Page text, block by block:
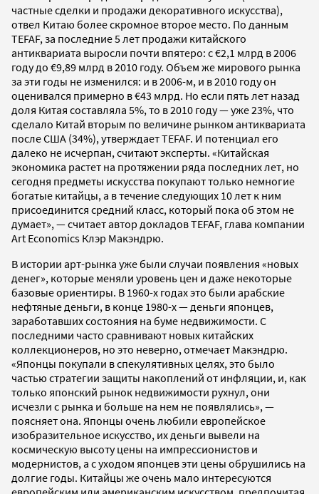
частные сделки и продажи декоративного искусства),
отвел Китаю более скромное второе место. По данным
TEFAF, за последние 5 лет продажи китайского
антиквариата выросли почти впятеро: с €2,1 млрд в 2006
году до €9,89 млрд в 2010 году. Объем же мирового рынка
за эти годы не изменился: и в 2006-м, и в 2010 году он
оценивался примерно в €43 млрд. Но если пять лет назад
доля Китая составляла 5%, то в 2010 году — уже 23%, что
сделало Китай вторым по величине рынком антиквариата
после США (34%), утверждает TEFAF. И потенциал его
далеко не исчерпан, считают эксперты. «Китайская
экономика растет на протяжении ряда последних лет, но
сегодня предметы искусства покупают только немногие
богатые китайцы, а в течение следующих 10 лет к ним
присоединится средний класс, который пока об этом не
думает», — считает автор докладов TEFAF, глава компании
Art Economics Клэр Макэндрю.
В истории арт-рынка уже были случаи появления «новых
денег», которые меняли уровень цен и даже некоторые
базовые ориентиры. В 1960-х годах это были арабские
нефтяные деньги, в конце 1980-х — деньги японцев,
заработавших состояния на буме недвижимости. С
последними часто сравнивают новых китайских
коллекционеров, но это неверно, отмечает Макэндрю.
«Японцы покупали в спекулятивных целях, это было
частью стратегии защиты накоплений от инфляции, и, как
только японский рынок недвижимости рухнул, они
исчезли с рынка и больше на нем не появлялись», —
поясняет она. Японцы очень любили европейское
изобразительное искусство, их деньги вывели на
космическую высоту цены на импрессионистов и
модернистов, а с уходом японцев эти цены обрушились на
долгие годы. Китайцы же очень мало интересуются